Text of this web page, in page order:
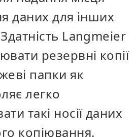
даних для інших
Langmeier
резервні копії
папки як
легко
такі носії даних
копіювання.